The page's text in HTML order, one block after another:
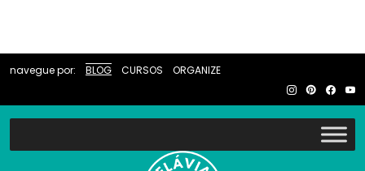
navegue por: BLOG CURSOS ORGANIZE